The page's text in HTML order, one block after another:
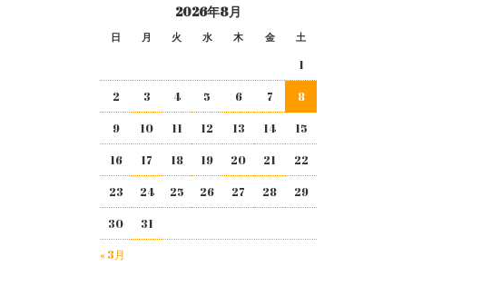
2026年8月
日 月 火 水 木 金 土
« 3月
1
2 3 4 5 6 7 8
9 10 11 12 13 14 15
16 17 18 19 20 21 22
23 24 25 26 27 28 29
30 31